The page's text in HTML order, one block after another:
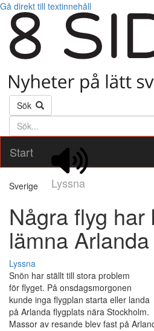
Gå direkt till textinnehåll
Sök
Söktext
Start
Lyssna
Sverige
Några flyg har
lämna Arlanda
Lyssna
Snön har ställt till stora problem
för flyget. På onsdagsmorgonen
kunde inga flygplan starta eller landa
på Arlanda flygplats nära Stockholm.
Massor av resande blev fast på